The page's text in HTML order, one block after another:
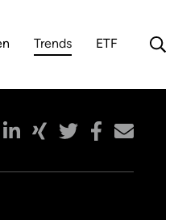
Trends
(aktuelle Auswahl)
ETF